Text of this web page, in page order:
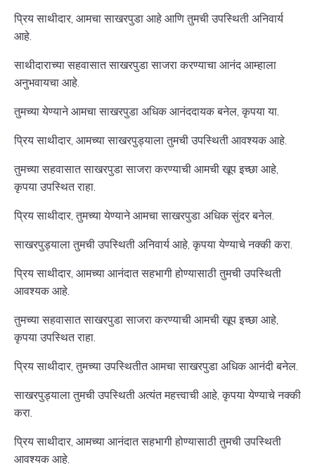
प्रिय साथीदार, आमचा साखरपुडा आहे आणि तुमची उपस्थिती अनिवार्य
आहे.
साथीदाराच्या सहवासात साखरपुडा साजरा करण्याचा आनंद आम्हाला
अनुभवायचा आहे.
तुमच्या येण्याने आमचा साखरपुडा अधिक आनंददायक बनेल, कृपया या.
प्रिय साथीदार, आमच्या साखरपुड्याला तुमची उपस्थिती आवश्यक आहे.
तुमच्या सहवासात साखरपुडा साजरा करण्याची आमची खूप इच्छा आहे,
कृपया उपस्थित राहा.
प्रिय साथीदार, तुमच्या येण्याने आमचा साखरपुडा अधिक सुंदर बनेल.
साखरपुड्याला तुमची उपस्थिती अनिवार्य आहे, कृपया येण्याचे नक्की करा.
प्रिय साथीदार, आमच्या आनंदात सहभागी होण्यासाठी तुमची उपस्थिती
आवश्यक आहे.
तुमच्या सहवासात साखरपुडा साजरा करण्याची आमची खूप इच्छा आहे,
कृपया उपस्थित राहा.
प्रिय साथीदार, तुमच्या उपस्थितीत आमचा साखरपुडा अधिक आनंदी बनेल.
साखरपुड्याला तुमची उपस्थिती अत्यंत महत्त्वाची आहे, कृपया येण्याचे नक्की
करा.
प्रिय साथीदार, आमच्या आनंदात सहभागी होण्यासाठी तुमची उपस्थिती
आवश्यक आहे.